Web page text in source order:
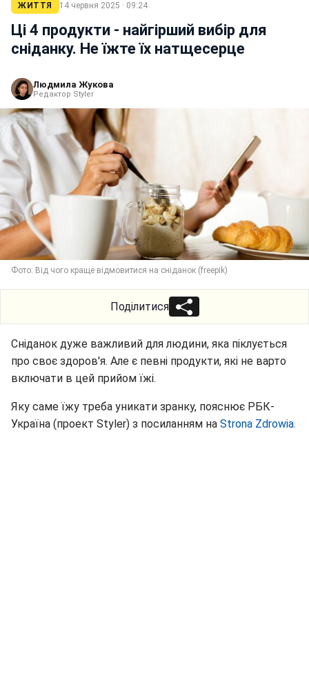
ЖИТТЯ 14 червня 2025 · 09:24
Ці 4 продукти - найгірший вибір для
сніданку. Не їжте їх натщесерце
Людмила Жукова
Редактор Styler
Фото: Від чого краще відмовитися на сніданок (freepik)
Поділитися
Сніданок дуже важливий для людини, яка піклується
про своє здоров'я. Але є певні продукти, які не варто
включати в цей прийом їжі.
Яку саме їжу треба уникати зранку, пояснює РБК-
Україна (проект Styler) з посиланням на Strona Zdrowia.